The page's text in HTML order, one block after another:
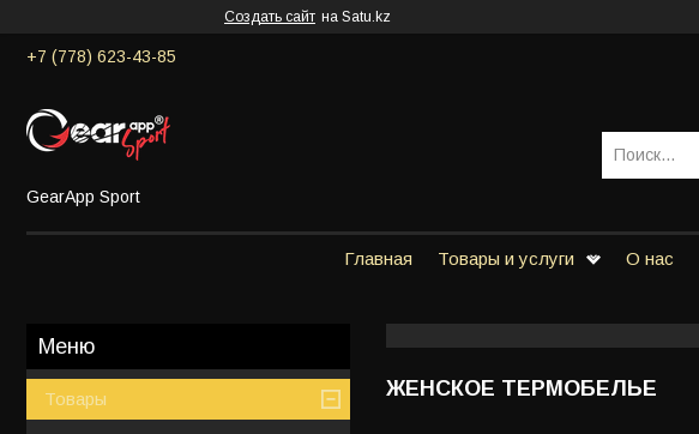
Создать сайт на Satu.kz
+7 (778) 623-43-85
GearApp Sport
Главная Товары и услуги О нас
ЖЕНСКОЕ ТЕРМОБЕЛЬЕ
Товары